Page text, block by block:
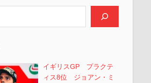
イギリスGP プラクテ
ィス8位 ジョアン・ミ